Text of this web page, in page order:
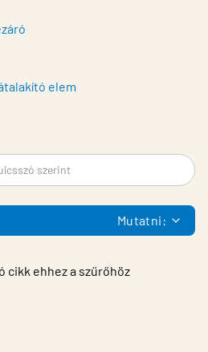
elem
Mutatni:
cikk ehhez a szűrőhöz